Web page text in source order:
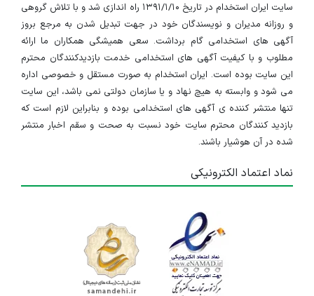
سایت ایران استخدام در تاریخ ۱۳۹۱/۱/۱۰ راه اندازی شد و با تلاش گروهی
و روزانه مدیران و نویسندگان خود در جهت تبدیل شدن به مرجع بروز
آگهی های استخدامی گام برداشت. سعی همیشگی همکاران ما ارائه
مطلوب و با کیفیت آگهی های استخدامی خدمت بازدیدکنندگان محترم
این سایت بوده است. ایران استخدام به صورت مستقل و خصوصی اداره
می شود و وابسته به هیچ نهاد و یا سازمان دولتی نمی باشد، این سایت
تنها منتشر کننده ی آگهی های استخدامی بوده و بنابراین لازم است که
بازدید کنندگان محترم سایت خود نسبت به صحت و سقم اخبار منتشر
شده در آن هوشیار باشند.
نماد اعتماد الکترونیکی